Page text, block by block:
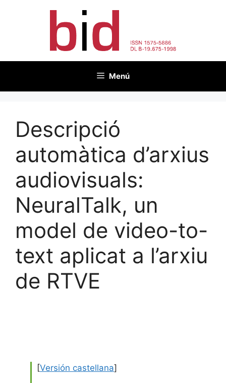
Menú
Descripció
automàtica d’arxius
audiovisuals:
NeuralTalk, un
model de video-to-
text aplicat a l’arxiu
de RTVE
[Versión castellana]